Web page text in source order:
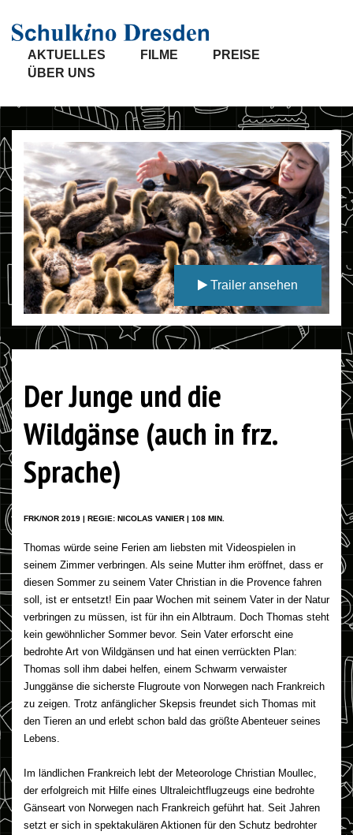
AKTUELLES FILME
PREISE
ÜBER UNS
Trailer ansehen
Der Junge und die
Wildgänse (auch in frz.
Sprache)
FRK/NOR 2019 | REGIE: NICOLAS VANIER | 108 MIN.
Thomas würde seine Ferien am liebsten mit Videospielen in
seinem Zimmer verbringen. Als seine Mutter ihm eröffnet, dass er
diesen Sommer zu seinem Vater Christian in die Provence fahren
soll, ist er entsetzt! Ein paar Wochen mit seinem Vater in der Natur
verbringen zu müssen, ist für ihn ein Albtraum. Doch Thomas steht
kein gewöhnlicher Sommer bevor. Sein Vater erforscht eine
bedrohte Art von Wildgänsen und hat einen verrückten Plan:
Thomas soll ihm dabei helfen, einem Schwarm verwaister
Junggänse die sicherste Flugroute von Norwegen nach Frankreich
zu zeigen. Trotz anfänglicher Skepsis freundet sich Thomas mit
den Tieren an und erlebt schon bald das größte Abenteuer seines
Lebens.
Im ländlichen Frankreich lebt der Meteorologe Christian Moullec,
der erfolgreich mit Hilfe eines Ultraleichtflugzeugs eine bedrohte
Gänseart von Norwegen nach Frankreich geführt hat. Seit Jahren
setzt er sich in spektakulären Aktionen für den Schutz bedrohter